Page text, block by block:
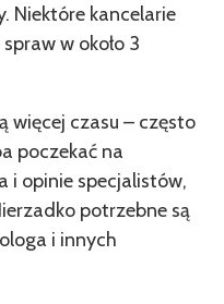
Niektóre kancelarie
w około 3
więcej czasu – często
poczekać na
i opinie specjalistów,
potrzebne są
i innych